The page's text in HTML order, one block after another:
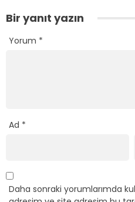
Bir yanıt yazın
Yorum *
Ad *
Daha sonraki yorumlarımda